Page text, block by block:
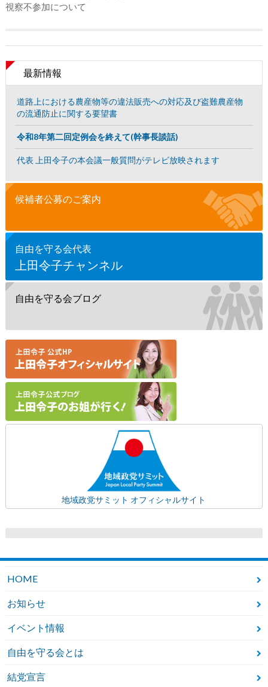
視察不参加について
最新情報
道路上における農産物等の違法販売への対応及び盗難農産物
の流通防止に関する要望書
令和8年第二回定例会を終えて(幹事長談話)
代表 上田令子の本会議一般質問がテレビ放映されます
候補者公募のご案内
自由を守る会代表
上田令子チャンネル
自由を守る会ブログ
地域政党サミット オフィシャルサイト
HOME
お知らせ
イベント情報
自由を守る会とは
結党宣言